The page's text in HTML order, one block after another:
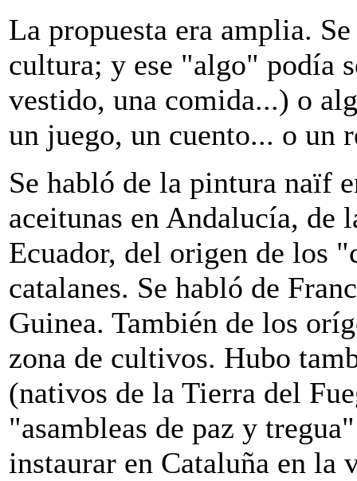
La propuesta era amplia.
cultura; y ese "algo" podía
vestido, una comida...) o
un juego, un cuento... o un
Se habló de la pintura naïf
aceitunas en Andalucía, de
Ecuador, del origen de los
catalanes. Se habló de
Guinea. También de los
zona de cultivos. Hubo
(nativos de la Tierra del
"asambleas de paz y
instaurar en Cataluña en la